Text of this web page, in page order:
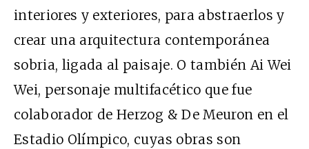
interiores y exteriores, para abstraerlos y
crear una arquitectura contemporánea
sobria, ligada al paisaje. O también Ai Wei
Wei, personaje multifacético que fue
colaborador de Herzog & De Meuron en el
Estadio Olímpico, cuyas obras son